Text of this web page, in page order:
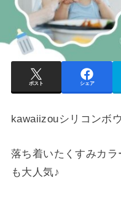
ポスト シェア
kawaiizouシリコンボ
落ち着いたくすみカ
も大人気♪